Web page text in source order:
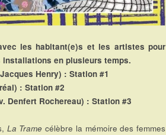
les habitant(e)s et les artistes pour
installations en plusieurs temps.
Henry) : Station #1
: Station #2
Denfert Rochereau) : Station #3
La Trame célèbre la mémoire des femmes